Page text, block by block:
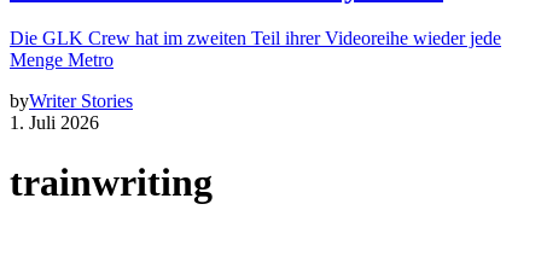
Die GLK Crew hat im zweiten Teil ihrer Videoreihe wieder jede
Menge Metro
byWriter Stories
1. Juli 2026
trainwriting